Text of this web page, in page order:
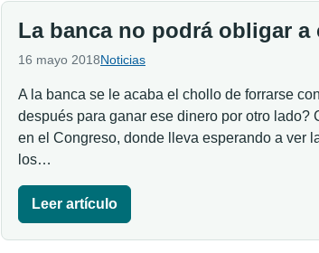
La banca no podrá obligar
16 mayo 2018Noticias
A la banca se le acaba el chollo de forrarse
después para ganar ese dinero por otro
en el Congreso, donde lleva esperando a ver
los…
Leer artículo